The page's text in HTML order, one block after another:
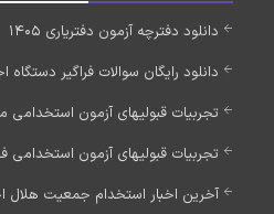
دانلود دفترچه آزمون دفتریاری 1405
دانلود رایگان سوالات فراگیر دستگاه
تجربیات قبولیهای آزمون استخدامی
تجربیات قبولیهای آزمون استخدامی
آخرین اخبار استخدام جمعیت هلال احمر 1405 (به